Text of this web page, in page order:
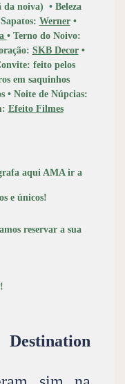
noiva) • Beleza
Werner•
• Terno do Noivo:
SKB Decor•
feito pelos
em saquinhos
• Noite de Núpcias:
Efeito Filmes
aqui AMA ir a
e únicos!
reservar a sua
Destination